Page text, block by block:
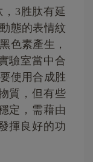
3胜肽有延
態的表情紋
色素產生，
驗室當中合
使用合成胜
質，但有些
定，需藉由
揮良好的功